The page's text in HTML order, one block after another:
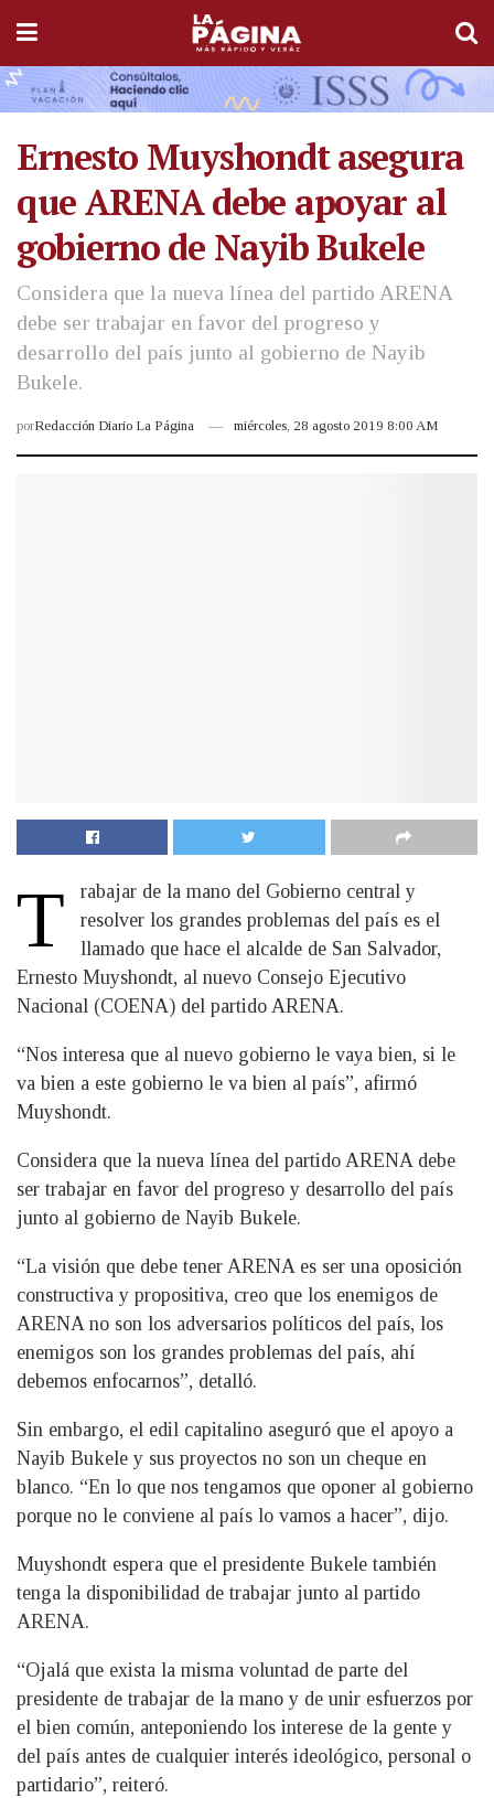
Ernesto Muyshondt asegura
que ARENA debe apoyar al
gobierno de Nayib Bukele
Considera que la nueva línea del partido ARENA
debe ser trabajar en favor del progreso y
desarrollo del país junto al gobierno de Nayib
Bukele.
porRedacción Diario La Página miércoles, 28 agosto 2019 8:00 AM
T
rabajar de la mano del Gobierno central y
resolver los grandes problemas del país es el
llamado que hace el alcalde de San Salvador,
Ernesto Muyshondt, al nuevo Consejo Ejecutivo
Nacional (COENA) del partido ARENA.
“Nos interesa que al nuevo gobierno le vaya bien, si le
va bien a este gobierno le va bien al país”, afirmó
Muyshondt.
Considera que la nueva línea del partido ARENA debe
ser trabajar en favor del progreso y desarrollo del país
junto al gobierno de Nayib Bukele.
“La visión que debe tener ARENA es ser una oposición
constructiva y propositiva, creo que los enemigos de
ARENA no son los adversarios políticos del país, los
enemigos son los grandes problemas del país, ahí
debemos enfocarnos”, detalló.
Sin embargo, el edil capitalino aseguró que el apoyo a
Nayib Bukele y sus proyectos no son un cheque en
blanco. “En lo que nos tengamos que oponer al gobierno
porque no le conviene al país lo vamos a hacer”, dijo.
Muyshondt espera que el presidente Bukele también
tenga la disponibilidad de trabajar junto al partido
ARENA.
“Ojalá que exista la misma voluntad de parte del
presidente de trabajar de la mano y de unir esfuerzos por
el bien común, anteponiendo los interese de la gente y
del país antes de cualquier interés ideológico, personal o
partidario”, reiteró.